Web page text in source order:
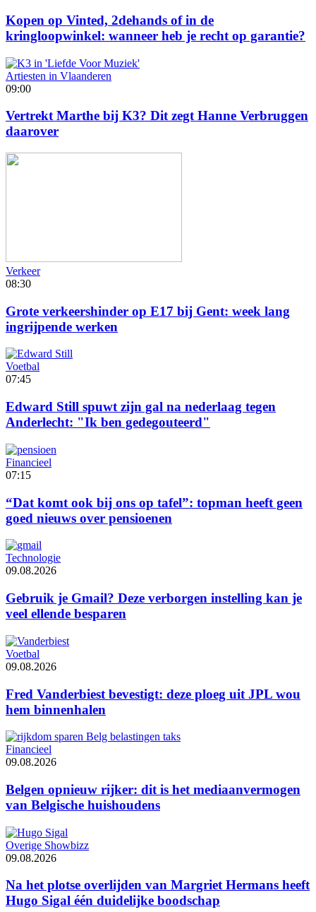
Kopen op Vinted, 2dehands of in de
kringloopwinkel: wanneer heb je recht op garantie?
Artiesten in Vlaanderen
09:00
Vertrekt Marthe bij K3? Dit zegt Hanne Verbruggen
daarover
Verkeer
08:30
Grote verkeershinder op E17 bij Gent: week lang
ingrijpende werken
Voetbal
07:45
Edward Still spuwt zijn gal na nederlaag tegen
Anderlecht: "Ik ben gedegouteerd"
Financieel
07:15
“Dat komt ook bij ons op tafel”: topman heeft geen
goed nieuws over pensioenen
Technologie
09.08.2026
Gebruik je Gmail? Deze verborgen instelling kan je
veel ellende besparen
Voetbal
09.08.2026
Fred Vanderbiest bevestigt: deze ploeg uit JPL wou
hem binnenhalen
Financieel
09.08.2026
Belgen opnieuw rijker: dit is het mediaanvermogen
van Belgische huishoudens
Overige Showbizz
09.08.2026
Na het plotse overlijden van Margriet Hermans heeft
Hugo Sigal één duidelijke boodschap